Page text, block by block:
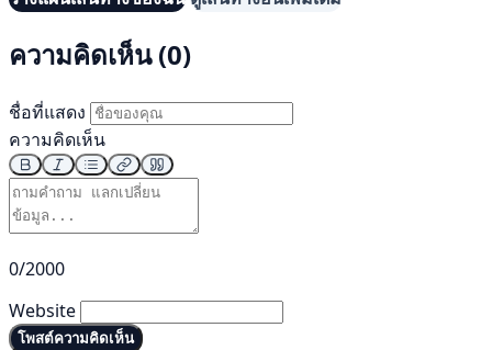
ความคิดเห็น (0)
ชื่อที่แสดง
ความคิดเห็น
0/2000
Website
โพสต์ความคิดเห็น